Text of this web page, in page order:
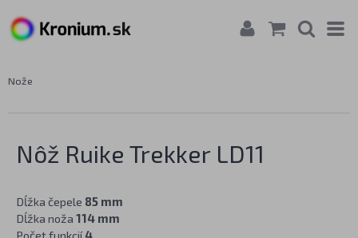
Nože
Nôž Ruike Trekker LD11
Dĺžka čepele 85 mm
Dĺžka noža 114 mm
Počet funkcií4